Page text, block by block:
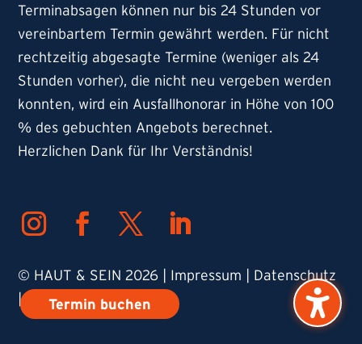
Termin buchen
Terminabsagen können nur bis 24 Stunden vor
vereinbartem Termin gewährt werden. Für nicht
rechtzeitig abgesagte Termine (weniger als 24
Stunden vorher), die nicht neu vergeben werden
konnten, wird ein Ausfallhonorar in Höhe von 100
% des gebuchten Angebots berechnet.
Herzlichen Dank für Ihr Verständnis!
© HAUT & SEIN 2026 | Impressum
Datenschutz
| Cookies verwalten